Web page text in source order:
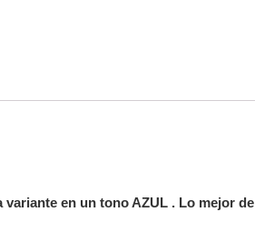
variante en un tono AZUL .Lo mejor de